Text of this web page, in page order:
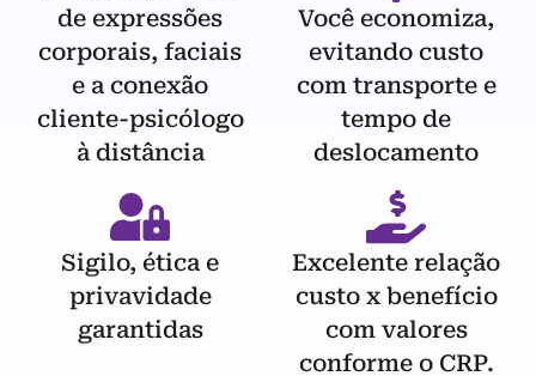
de expressões
corporais, faciais
e a conexão
cliente-psicólogo
à distância
Sigilo, ética e
privavidade
garantidas
Você economiza,
evitando custo
com transporte e
tempo de
deslocamento
Excelente relação
custo x benefício
com valores
conforme o CRP.